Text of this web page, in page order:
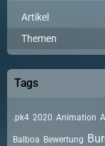
Artikel
Themen
Tags
.pk4 2020 Animation
Balboa Bewertung